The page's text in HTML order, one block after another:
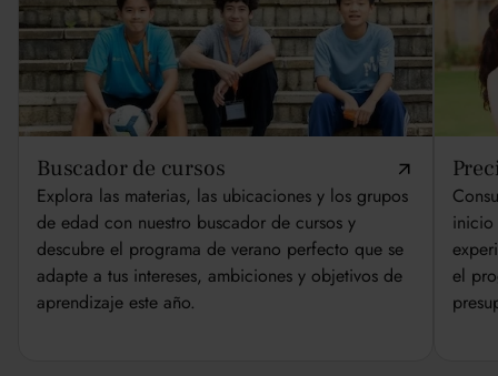
Buscador de cursos
Explora las materias, las ubicaciones y los grupos
de edad con nuestro buscador de cursos y
descubre el programa de verano perfecto que se
adapte a tus intereses, ambiciones y objetivos de
aprendizaje este año.
el